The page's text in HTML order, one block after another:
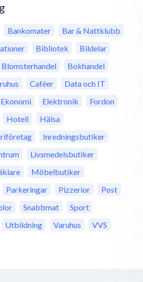
Bankomater
Bar & Nattklubb
Bibliotek
Bildelar
Blomsterhandel
Bokhandel
Caféer
Data och IT
Ekonomi Elektronik
Fordon
Hotell
Hälsa
Inredningsbutiker
Livsmedelsbutiker
Möbelbutiker
Parkeringar Pizzerior
Post
Snabbmat
Sport
Utbildning Varuhus
VVS